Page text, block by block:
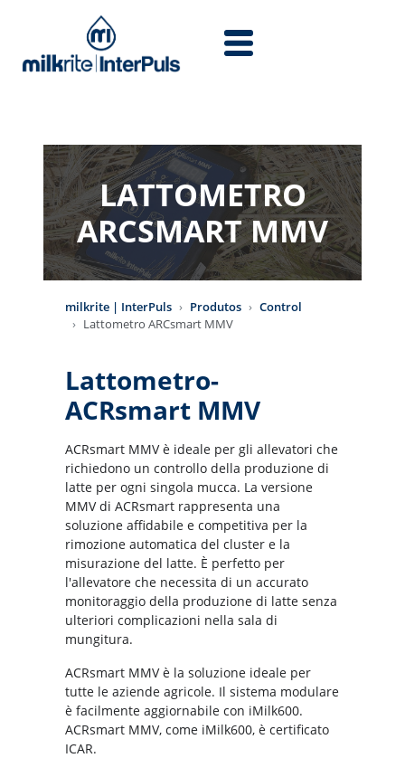
LATTOMETRO
ARCSMART MMV
milkrite | InterPuls Produtos
Control
Lattometro ARCsmart MMV
Lattometro-
ACRsmart MMV
ACRsmart MMV è ideale per gli allevatori che
richiedono un controllo della produzione di
latte per ogni singola mucca. La versione
MMV di ACRsmart rappresenta una
soluzione affidabile e competitiva per la
rimozione automatica del cluster e la
misurazione del latte. È perfetto per
l'allevatore che necessita di un accurato
monitoraggio della produzione di latte senza
ulteriori complicazioni nella sala di
mungitura.
ACRsmart MMV è la soluzione ideale per
tutte le aziende agricole. Il sistema modulare
è facilmente aggiornabile con iMilk600.
ACRsmart MMV, come iMilk600, è certificato
ICAR.